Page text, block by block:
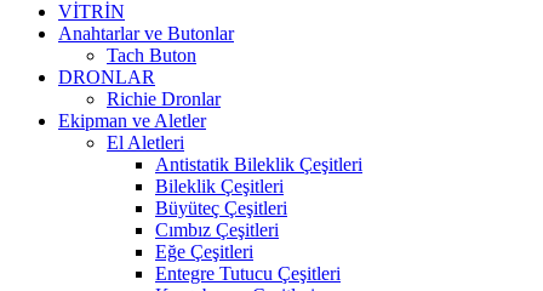
VİTRİN
Anahtarlar ve Butonlar
Tach Buton
DRONLAR
Richie Dronlar
Ekipman ve Aletler
El Aletleri
Antistatik Bileklik Çeşitleri
Bileklik Çeşitleri
Büyüteç Çeşitleri
Cımbız Çeşitleri
Eğe Çeşitleri
Entegre Tutucu Çeşitleri